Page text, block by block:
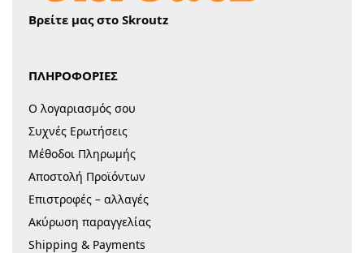
Βρείτε μας στο Skroutz
ΠΛΗΡΟΦΟΡΙΕΣ
Ο λογαριασμός σου
Συχνές Ερωτήσεις
Μέθοδοι Πληρωμής
Αποστολή Προϊόντων
Επιστροφές – αλλαγές
Ακύρωση παραγγελίας
Shipping & Payments